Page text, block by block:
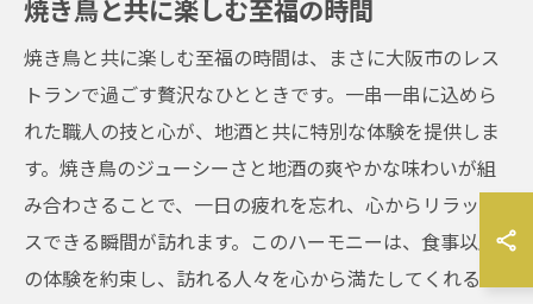
焼き鳥と共に楽しむ至福の時間
焼き鳥と共に楽しむ至福の時間は、まさに大阪市のレス
トランで過ごす贅沢なひとときです。一串一串に込めら
れた職人の技と心が、地酒と共に特別な体験を提供しま
す。焼き鳥のジューシーさと地酒の爽やかな味わいが組
み合わさることで、一日の疲れを忘れ、心からリラック
スできる瞬間が訪れます。このハーモニーは、食事以上
の体験を約束し、訪れる人々を心から満たしてくれるで